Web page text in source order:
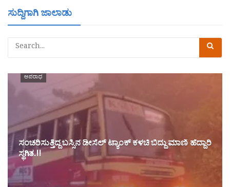
ಸುದ್ದಿಗಾಗಿ ಜಾಲಾಡು
ಅಪರಾಧ
ಸಂಚರಿಸುತ್ತಿದ್ದ ಬಸ್ಸಿನ ಡೀಸೆಲ್ ಟ್ಯಾಂಕ್ ಕಳಚಿ ಬಿದ್ದು ಮಾಣಿ ಹೆದ್ದಾರಿ
ಸ್ಥಗಿತ.!!